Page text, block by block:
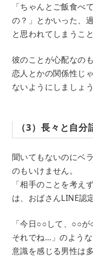
「ちゃんとご飯食べ
の？」とかいった、
と思われてしまうこと
彼のことが心配なの
恋人とかの関係性じ
ないようにしましょう
（3）長々と自分
聞いてもないのにベ
のもいけません。
「相手のことを考え
は、おばさんLINE認
「今日○○して、○○
それでね…」のよう
意識を感じる男性は